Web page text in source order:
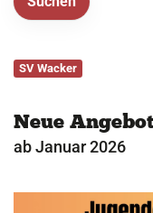
SV Wacker
Neue
ab Januar 2026
Sportdeutschland-News
Kontakt